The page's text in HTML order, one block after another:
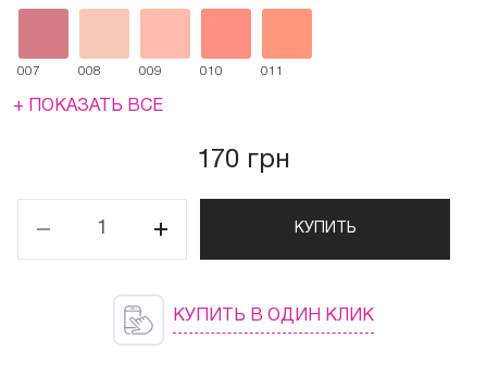
007 008 009 010 011
+ ПОКАЗАТЬ ВСЕ
170 грн
КУПИТЬ
КУПИТЬ В ОДИН КЛИК